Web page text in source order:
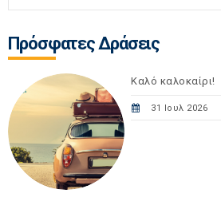
Πρόσφατες Δράσεις
Καλό καλοκαίρι!
31 Ιουλ 2026